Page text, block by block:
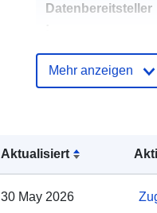
Aktualisiert
30 May 2026
Datenbereitsteller
Mehr anzeigen